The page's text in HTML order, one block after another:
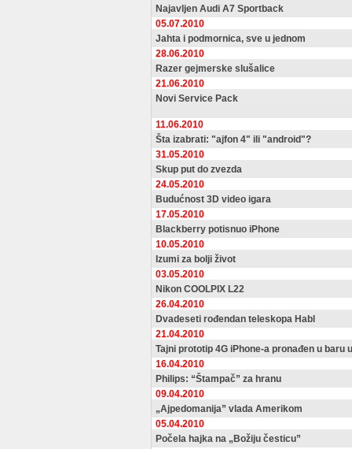
Najavljen Audi A7 Sportback
05.07.2010
Jahta i podmornica, sve u jednom
28.06.2010
Razer gejmerske slušalice
21.06.2010
Novi Service Pack
11.06.2010
Šta izabrati: "ajfon 4" ili "android"?
31.05.2010
Skup put do zvezda
24.05.2010
Budućnost 3D video igara
17.05.2010
Blackberry potisnuo iPhone
10.05.2010
Izumi za bolji život
03.05.2010
Nikon COOLPIX L22
26.04.2010
Dvadeseti rođendan teleskopa Habl
21.04.2010
Tajni prototip 4G iPhone-a pronađen u baru
16.04.2010
Philips: “Štampač” za hranu
09.04.2010
„Ajpedomanija” vlada Amerikom
05.04.2010
Počela hajka na „Božiju česticu”